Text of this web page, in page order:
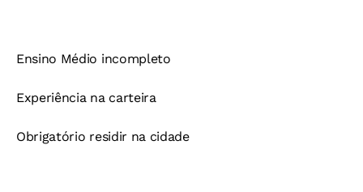
Ensino Médio incompleto
Experiência na carteira
Obrigatório residir na cidade